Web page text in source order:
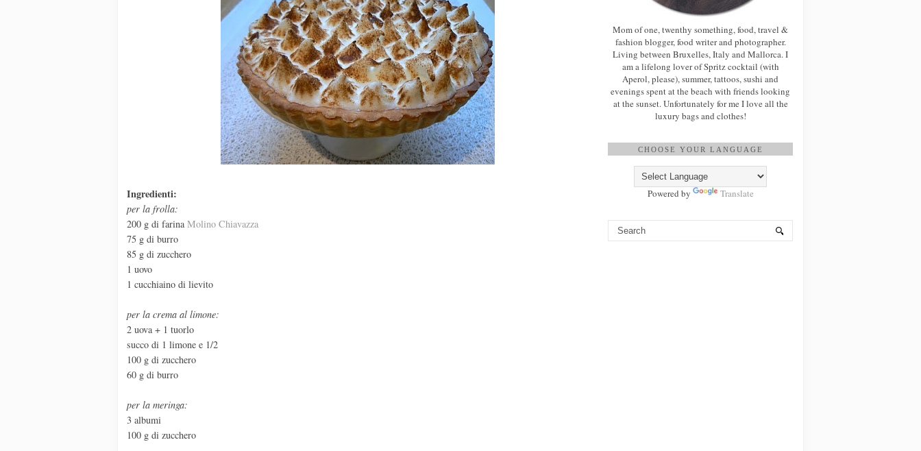
Ingredienti:
per la frolla:
200 g di farinaMolino Chiavazza
75 g di burro
85 g di zucchero
1 uovo
1 cucchiaino di lievito
per la crema al limone:
2 uova + 1 tuorlo
succo di 1 limone e 1/2
100 g di zucchero
60 g di burro
per la meringa:
3 albumi
100 g di zucchero
Mom of one, twenthy something, food, travel &
fashion blogger, food writer and photographer.
Living between Bruxelles, Italy and Mallorca. I
am a lifelong lover of Spritz cocktail (with
Aperol, please), summer, tattoos, sushi and
evenings spent at the beach with friends looking
at the sunset. Unfortunately for me I love all the
luxury bags and clothes!
CHOOSE YOUR LANGUAGE
Powered by Translate